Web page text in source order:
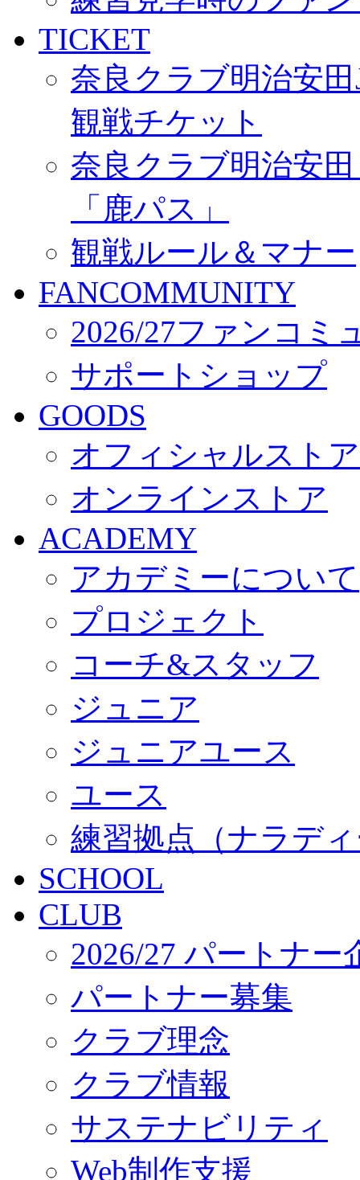
TICKET
奈良クラブ明治安
観戦チケット
奈良クラブ明治安
「鹿パス」
観戦ルール＆マナー
FANCOMMUNITY
2026/27ファンコミ
サポートショップ
GOODS
オフィシャルスト
オンラインストア
ACADEMY
アカデミーについて
プロジェクト
コーチ&スタッフ
ジュニア
ジュニアユース
ユース
練習拠点（ナラデ
SCHOOL
CLUB
2026/27 パートナー
パートナー募集
クラブ理念
クラブ情報
サステナビリティ
Web制作支援